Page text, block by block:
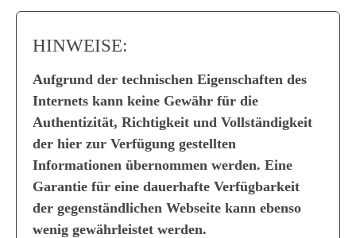
HINWEISE:
Aufgrund der technischen Eigenschaften des
Internets kann keine Gewähr für die
Authentizität, Richtigkeit und Vollständigkeit
der hier zur Verfügung gestellten
Informationen übernommen werden. Eine
Garantie für eine dauerhafte Verfügbarkeit
der gegenständlichen Webseite kann ebenso
wenig gewährleistet werden.